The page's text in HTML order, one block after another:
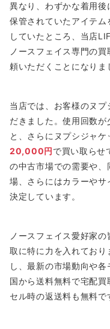
異なり、わずかな着用
保管されていたアイテ
していたところ、当店
ノースフェイス専門の
頼いただくことになりま
当店では、お客様のヌ
だきました。使用回数が
と、さらにヌプシジャケ
20,000円で買い取らせ
の中古市場での需要や
場、さらにはカラーや
決定しています。
ノースフェイス愛好家
取に特に力を入れてお
し、最新の市場動向や
国から送料無料で宅配
セル時の返送料も無料で